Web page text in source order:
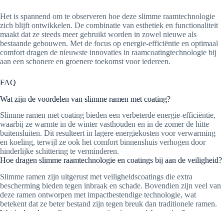
Het is spannend om te observeren hoe deze slimme raamtechnologie
zich blijft ontwikkelen. De combinatie van esthetiek en functionaliteit
maakt dat ze steeds meer gebruikt worden in zowel nieuwe als
bestaande gebouwen. Met de focus op energie-efficiëntie en optimaal
comfort dragen de nieuwste innovaties in raamcoatingtechnologie bij
aan een schonere en groenere toekomst voor iedereen.
FAQ
Wat zijn de voordelen van slimme ramen met coating?
Slimme ramen met coating bieden een verbeterde energie-efficiëntie,
waarbij ze warmte in de winter vasthouden en in de zomer de hitte
buitensluiten. Dit resulteert in lagere energiekosten voor verwarming
en koeling, terwijl ze ook het comfort binnenshuis verhogen door
hinderlijke schittering te verminderen.
Hoe dragen slimme raamtechnologie en coatings bij aan de veiligheid?
Slimme ramen zijn uitgerust met veiligheidscoatings die extra
bescherming bieden tegen inbraak en schade. Bovendien zijn veel van
deze ramen ontworpen met impactbestendige technologie, wat
betekent dat ze beter bestand zijn tegen breuk dan traditionele ramen.